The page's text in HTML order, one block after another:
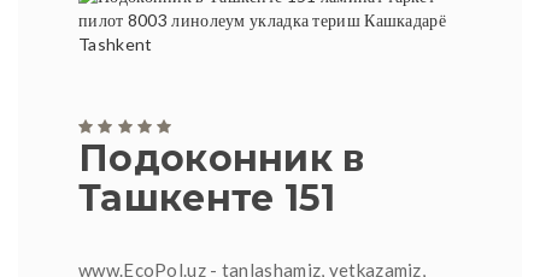
Подоконник в
Ташкенте 151
www.EcoPol.uz - tanlashamiz, yetkazamiz,